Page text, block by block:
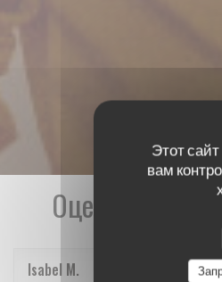
Этот
вам
Оценки наших
Isabel M